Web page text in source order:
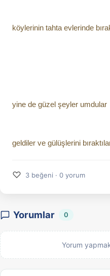
köylerinin tahta evlerinde
yine de güzel şeyler umdular
geldiler ve gülüşlerini
♡ 3 beğeni · 0 yorum
Yorumlar 0
Yorum